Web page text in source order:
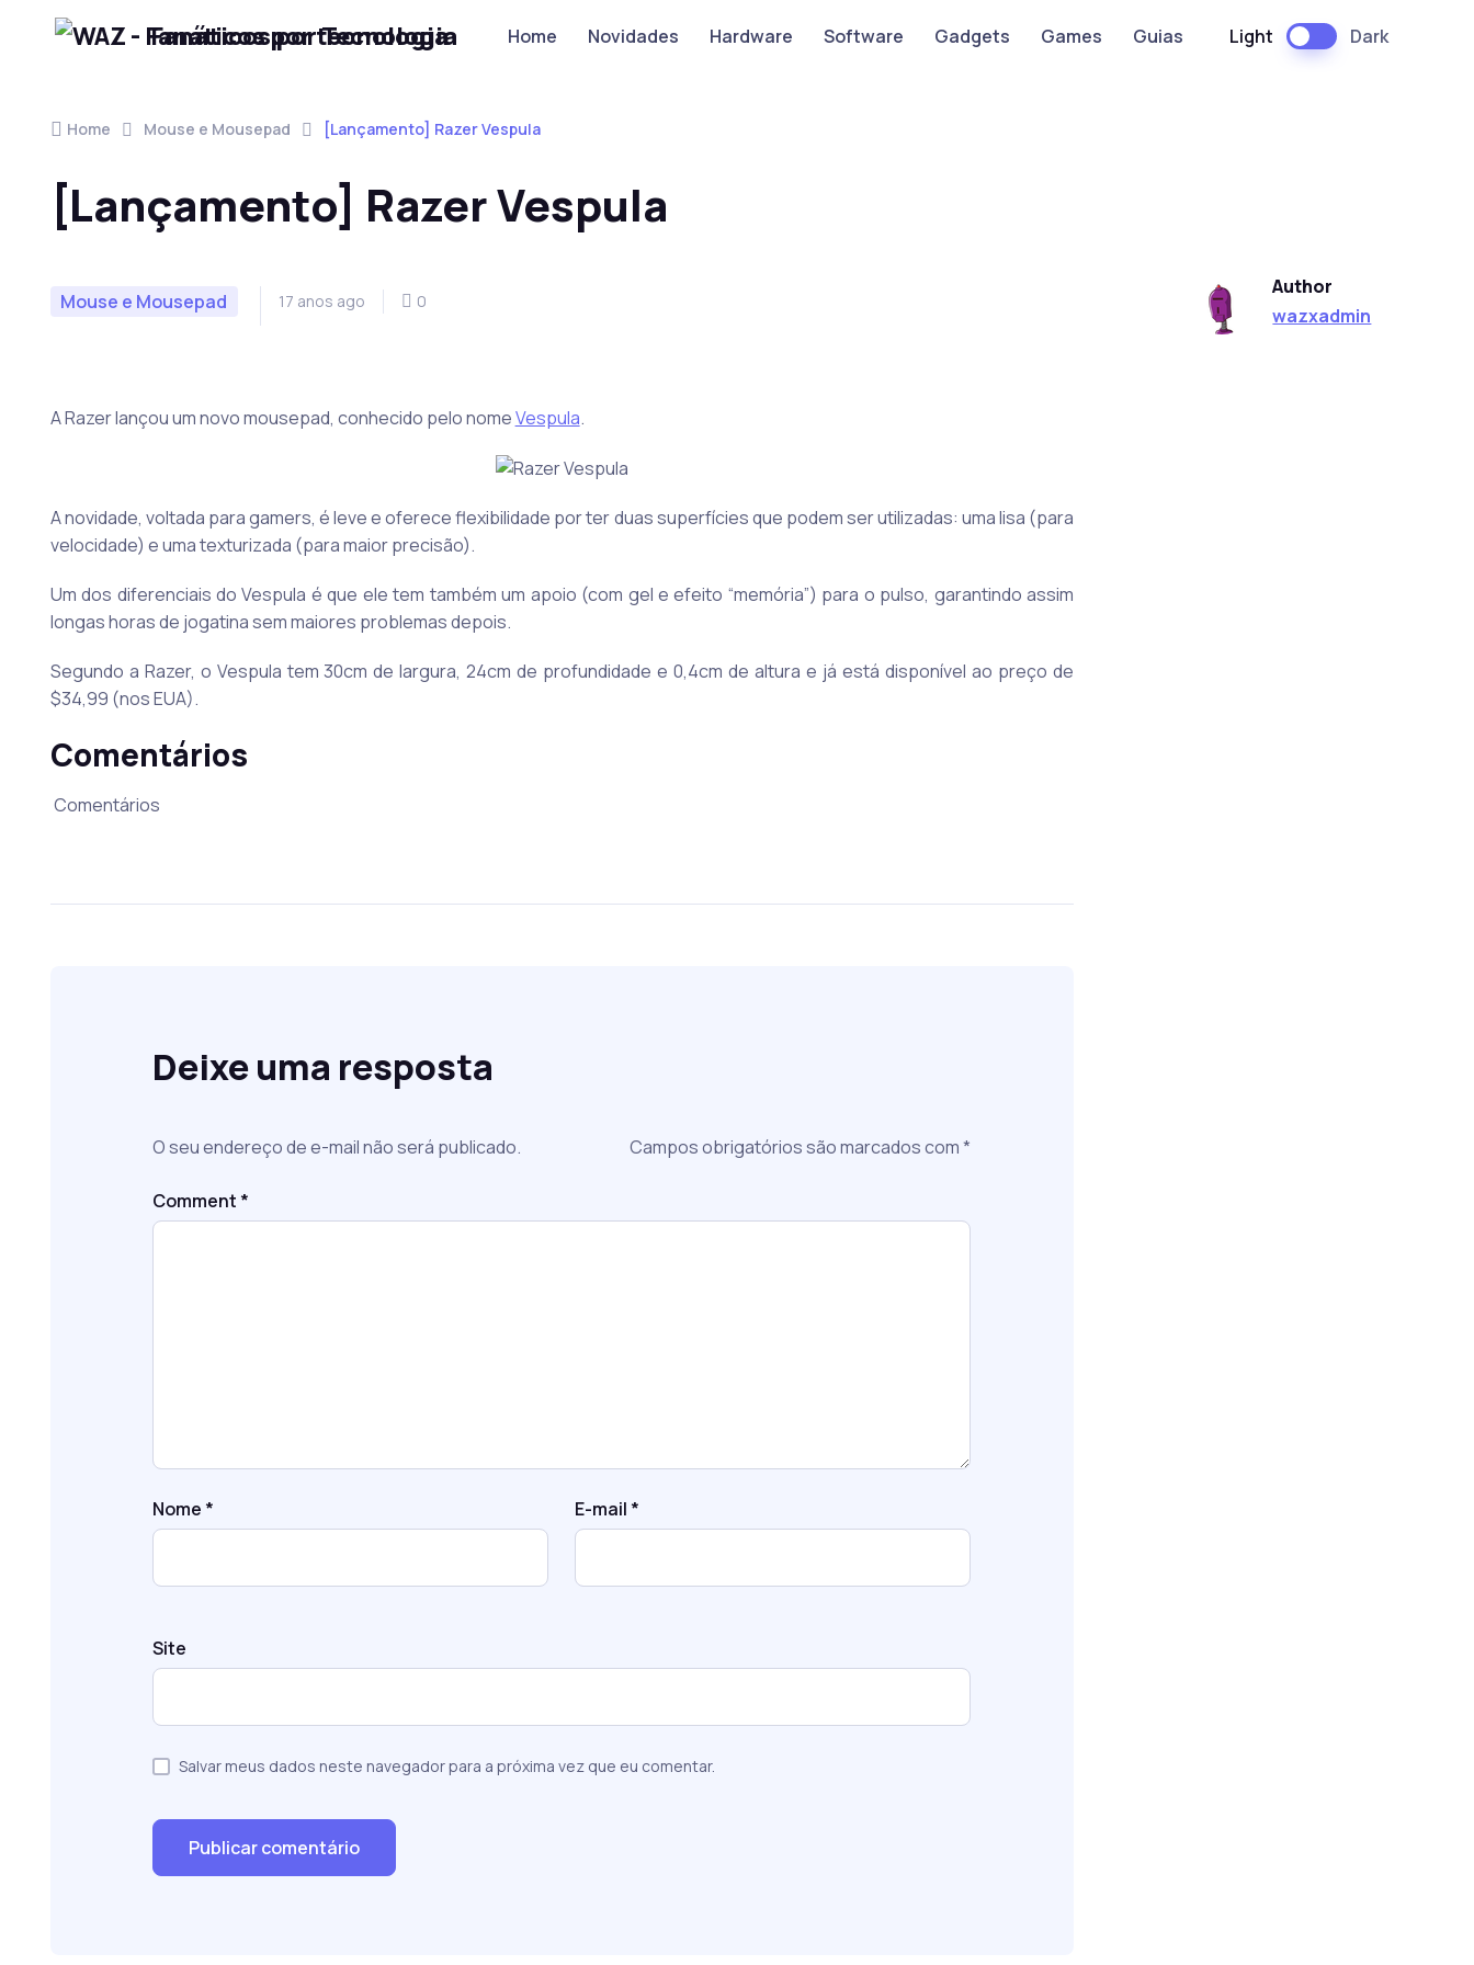
Skip to navigation
Skip to contentFanáticos por Tecnologia Home Novidades Hardware Software Gadgets Games Guias Light Dark
Home Mouse e Mousepad [Lançamento] Razer Vespula
[Lançamento] Razer Vespula
Mouse e Mousepad 17 anos ago 0
Author
wazxadmin
A Razer lançou um novo mousepad, conhecido pelo nomeVespula.
A novidade, voltada para gamers, é leve e oferece flexibilidade por ter duas superfícies que podem ser utilizadas: uma lisa (para
velocidade) e uma texturizada (para maior precisão).
Um dos diferenciais do Vespula é que ele tem também um apoio (com gel e efeito “memória”) para o pulso, garantindo assim
longas horas de jogatina sem maiores problemas depois.
Segundo a Razer, o Vespula tem 30cm de largura, 24cm de profundidade e 0,4cm de altura e já está disponível ao preço de
$34,99 (nos EUA).
Comentários
Comentários
Deixe uma resposta
O seu endereço de e-mail não será publicado. Campos obrigatórios são marcados com*
Comment *
Nome * E-mail *
Site
Salvar meus dados neste navegador para a próxima vez que eu comentar.